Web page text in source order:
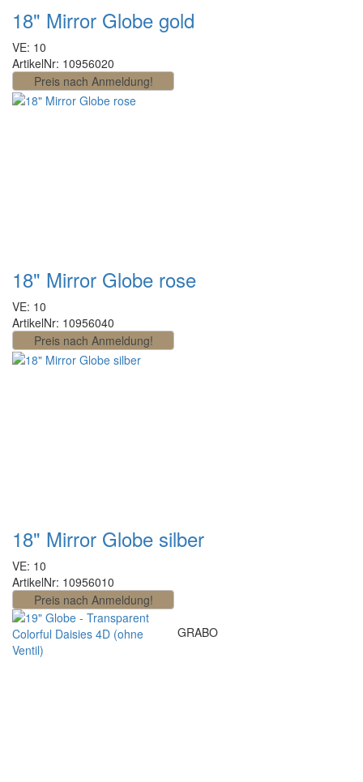
18" Mirror Globe gold
VE: 10
ArtikelNr: 10956020
18" Mirror Globe rose
VE: 10
ArtikelNr: 10956040
18" Mirror Globe silber
VE: 10
ArtikelNr: 10956010
GRABO